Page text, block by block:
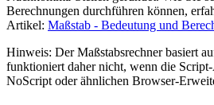
Berechnungen durchführen können,
Artikel: Maßstab - Bedeutung und
Hinweis: Der Maßstabsrechner basiert
funktioniert daher nicht, wenn die
NoScript oder ähnlichen Browser-